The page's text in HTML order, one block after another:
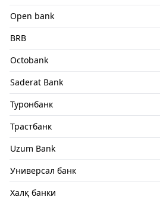
Open bank
BRB
Octobank
Saderat Bank
Туронбанк
Трастбанк
Uzum Bank
Универсал банк
Халқ банки